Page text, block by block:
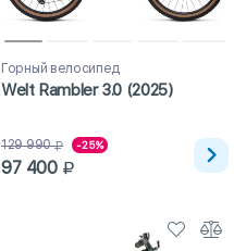
Горный велосипед
Welt Rambler 3.0 (2025)
129 990 -25%
97 400